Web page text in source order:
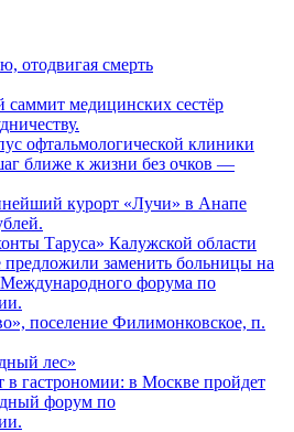
отодвигая смерть
медицинских сестёр
офтальмологической клиники
ближе к жизни без очков —
курорт «Лучи» в Анапе
Таруса» Калужской области
предложили заменить больницы на
форума по
поселение Филимонковское, п.
лес»
в гастрономии: в Москве пройдет
форум по